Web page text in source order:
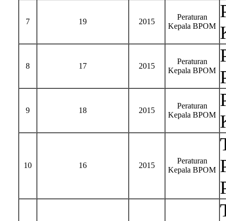
7 19 2015
Peraturan
Kepala BPOM
8 17 2015
Peraturan
Kepala BPOM
9 18 2015
Peraturan
Kepala BPOM
10 16 2015
Peraturan
Kepala BPOM